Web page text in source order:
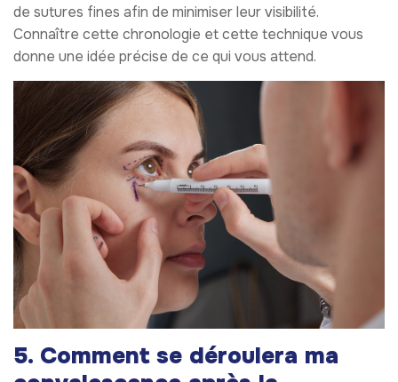
de sutures fines afin de minimiser leur visibilité.
Connaître cette chronologie et cette technique vous
donne une idée précise de ce qui vous attend.
5. Comment se déroulera ma